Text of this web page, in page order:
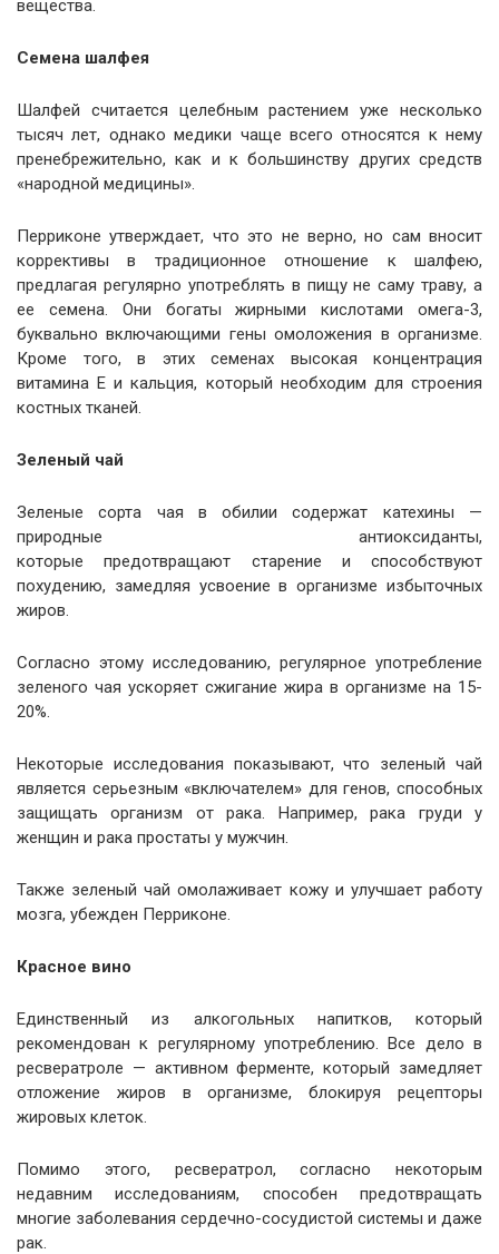
вещества.
Семена шалфея
Шалфей считается целебным растением уже несколько
тысяч лет, однако медики чаще всего относятся к нему
пренебрежительно, как и к большинству других средств
«народной медицины».
Перриконе утверждает, что это не верно, но сам вносит
коррективы в традиционное отношение к шалфею,
предлагая регулярно употреблять в пищу не саму траву, а
ее семена. Они богаты жирными кислотами омега-3,
буквально включающими гены омоложения в организме.
Кроме того, в этих семенах высокая концентрация
витамина Е и кальция, который необходим для строения
костных тканей.
Зеленый чай
Зеленые сорта чая в обилии содержат катехины —
природные антиоксиданты,
которые предотвращают старение и способствуют
похудению, замедляя усвоение в организме избыточных
жиров.
Согласно этому исследованию, регулярное употребление
зеленого чая ускоряет сжигание жира в организме на 15-
20%.
Некоторые исследования показывают, что зеленый чай
является серьезным «включателем» для генов, способных
защищать организм от рака. Например, рака груди у
женщин и рака простаты у мужчин.
Также зеленый чай омолаживает кожу и улучшает работу
мозга, убежден Перриконе.
Красное вино
Единственный из алкогольных напитков, который
рекомендован к регулярному употреблению. Все дело в
ресвератроле — активном ферменте, который замедляет
отложение жиров в организме, блокируя рецепторы
жировых клеток.
Помимо этого, ресвератрол, согласно некоторым
недавним исследованиям, способен предотвращать
многие заболевания сердечно-сосудистой системы и даже
рак.